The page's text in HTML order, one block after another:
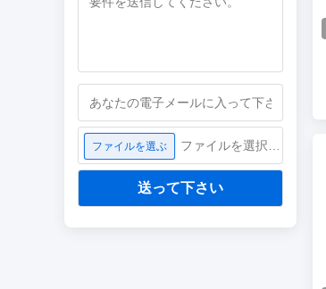
ファイルを選ぶ
送って下さい